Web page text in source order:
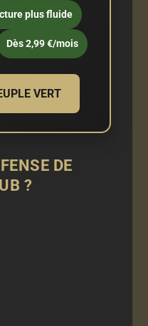
plus fluide
Dès 2,99 €/mois
VERT
DE
?